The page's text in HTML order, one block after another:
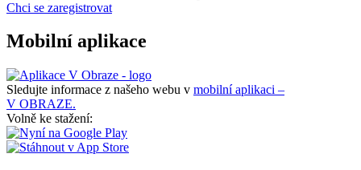
Chci se zaregistrovat
Mobilní aplikace
Sledujte informace z našeho webu v mobilní aplikaci –
V OBRAZE.
Volně ke stažení: